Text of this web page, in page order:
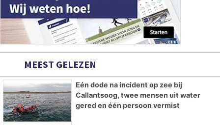
MEEST GELEZEN
Eén dode na incident op zee bij
Callantsoog, twee mensen uit water
gered en één persoon vermist